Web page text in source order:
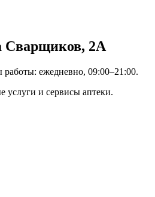
Сварщиков, 2А
работы: ежедневно, 09:00–21:00.
услуги и сервисы аптеки.